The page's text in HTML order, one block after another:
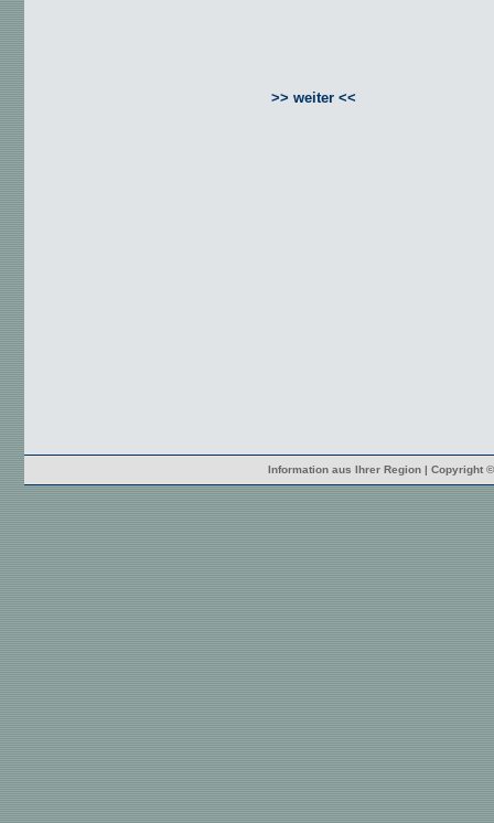
>> weiter <<
Information aus Ihrer Region | Copyright